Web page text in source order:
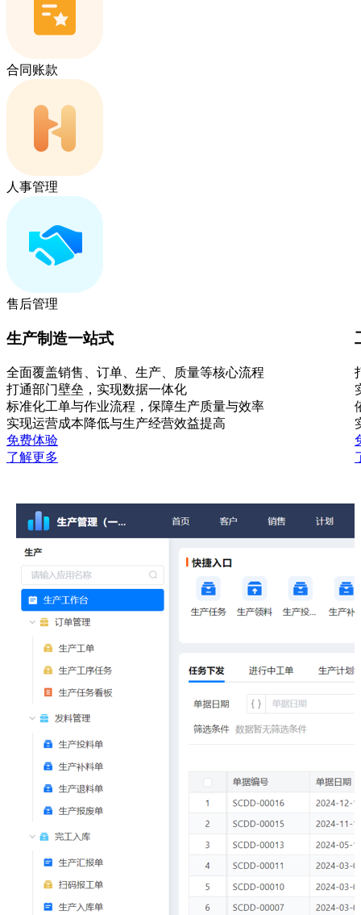
合同账款
人事管理
售后管理
生产制造一站式
全面覆盖销售、订单、生产、质量等核心流程
打通部门壁垒，实现数据一体化
标准化工单与作业流程，保障生产质量与效率
实现运营成本降低与生产经营效益提高
免费体验
了解更多